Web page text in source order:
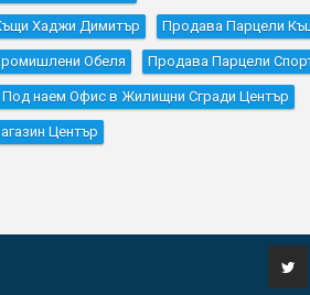
Хаджи Димитър Продава Парцели
Обеля Продава Парцели
Под наем Офис в Жилищни Сгради Център
Център